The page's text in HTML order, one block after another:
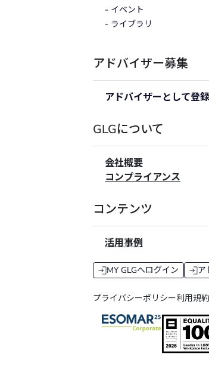
イベント
ライブラリ
アドバイザー募集
アドバイザーとして登録
GLGについて
会社概要
コンプライアンス
コンテンツ
活用事例
MY GLGへログイン ア
プライバシーポリシー利用規約